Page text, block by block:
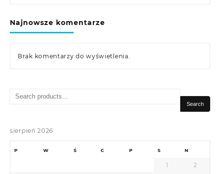
Najnowsze komentarze
Brak komentarzy do wyświetlenia.
Search
Search
sierpień 2026
P W Ś C P S N
1
2